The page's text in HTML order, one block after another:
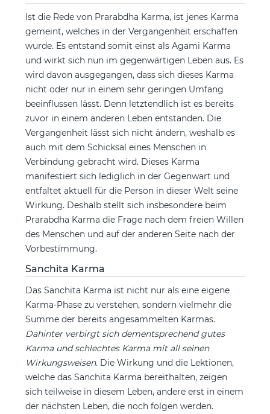
Ist die Rede von Prarabdha Karma, ist jenes Karma
gemeint, welches in der Vergangenheit erschaffen
wurde. Es entstand somit einst als Agami Karma
und wirkt sich nun im gegenwärtigen Leben aus. Es
wird davon ausgegangen, dass sich dieses Karma
nicht oder nur in einem sehr geringen Umfang
beeinflussen lässt. Denn letztendlich ist es bereits
zuvor in einem anderen Leben entstanden. Die
Vergangenheit lässt sich nicht ändern, weshalb es
auch mit dem Schicksal eines Menschen in
Verbindung gebracht wird. Dieses Karma
manifestiert sich lediglich in der Gegenwart und
entfaltet aktuell für die Person in dieser Welt seine
Wirkung. Deshalb stellt sich insbesondere beim
Prarabdha Karma die Frage nach dem freien Willen
des Menschen und auf der anderen Seite nach der
Vorbestimmung.
Sanchita Karma
Das Sanchita Karma ist nicht nur als eine eigene
Karma-Phase zu verstehen, sondern vielmehr die
Summe der bereits angesammelten Karmas.
Dahinter verbirgt sich dementsprechend gutes
Karma und schlechtes Karma mit all seinen
Wirkungsweisen. Die Wirkung und die Lektionen,
welche das Sanchita Karma bereithalten, zeigen
sich teilweise in diesem Leben, andere erst in einem
der nächsten Leben, die noch folgen werden.